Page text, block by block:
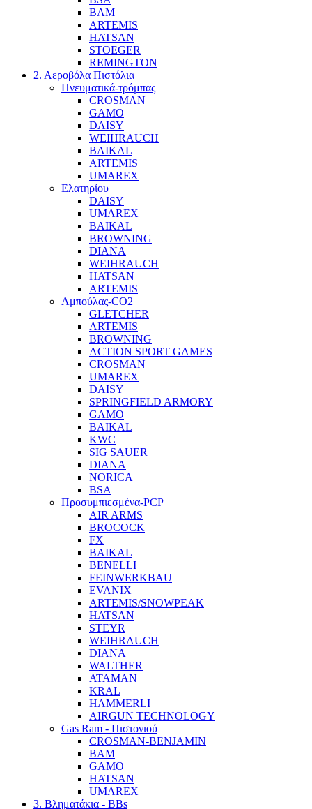
BAM
ARTEMIS
HATSAN
STOEGER
REMINGTON
2. Αεροβόλα Πιστόλια
Πνευματικά-τρόμπας
CROSMAN
GAMO
DAISY
WEIHRAUCH
BAIKAL
ARTEMIS
UMAREX
Ελατηρίου
DAISY
UMAREX
BAIKAL
BROWNING
DIANA
WEIHRAUCH
HATSAN
ARTEMIS
Αμπούλας-CO2
GLETCHER
ARTEMIS
BROWNING
ACTION SPORT GAMES
CROSMAN
UMAREX
DAISY
SPRINGFIELD ARMORY
GAMO
BAIKAL
KWC
SIG SAUER
DIANA
NORICA
BSA
Προσυμπιεσμένα-PCP
AIR ARMS
BROCOCK
FX
BAIKAL
BENELLI
FEINWERKBAU
EVANIX
ARTEMIS/SNOWPEAK
HATSAN
STEYR
WEIHRAUCH
DIANA
WALTHER
ATAMAN
KRAL
HAMMERLI
AIRGUN TECHNOLOGY
Gas Ram - Πιστονιού
CROSMAN-BENJAMIN
BAM
GAMO
HATSAN
UMAREX
3. Βληματάκια - BBs